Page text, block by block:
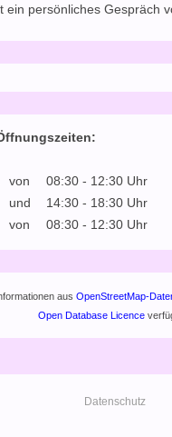
ein persönliches Gespräch
von
08:30 - 12:30 Uhr
und
14:30 - 18:30 Uhr
von 08:30 - 12:30 Uhr
aus OpenStreetMap-
Open Database Licence
Datenschutz